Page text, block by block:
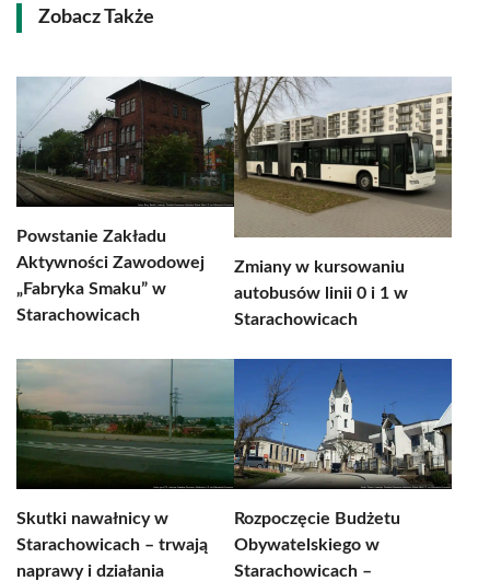
Zobacz Także
Powstanie Zakładu
Aktywności Zawodowej
„Fabryka Smaku” w
Starachowicach
Zmiany w kursowaniu
autobusów linii 0 i 1 w
Starachowicach
Skutki nawałnicy w
Starachowicach – trwają
naprawy i działania
Rozpoczęcie Budżetu
Obywatelskiego w
Starachowicach –